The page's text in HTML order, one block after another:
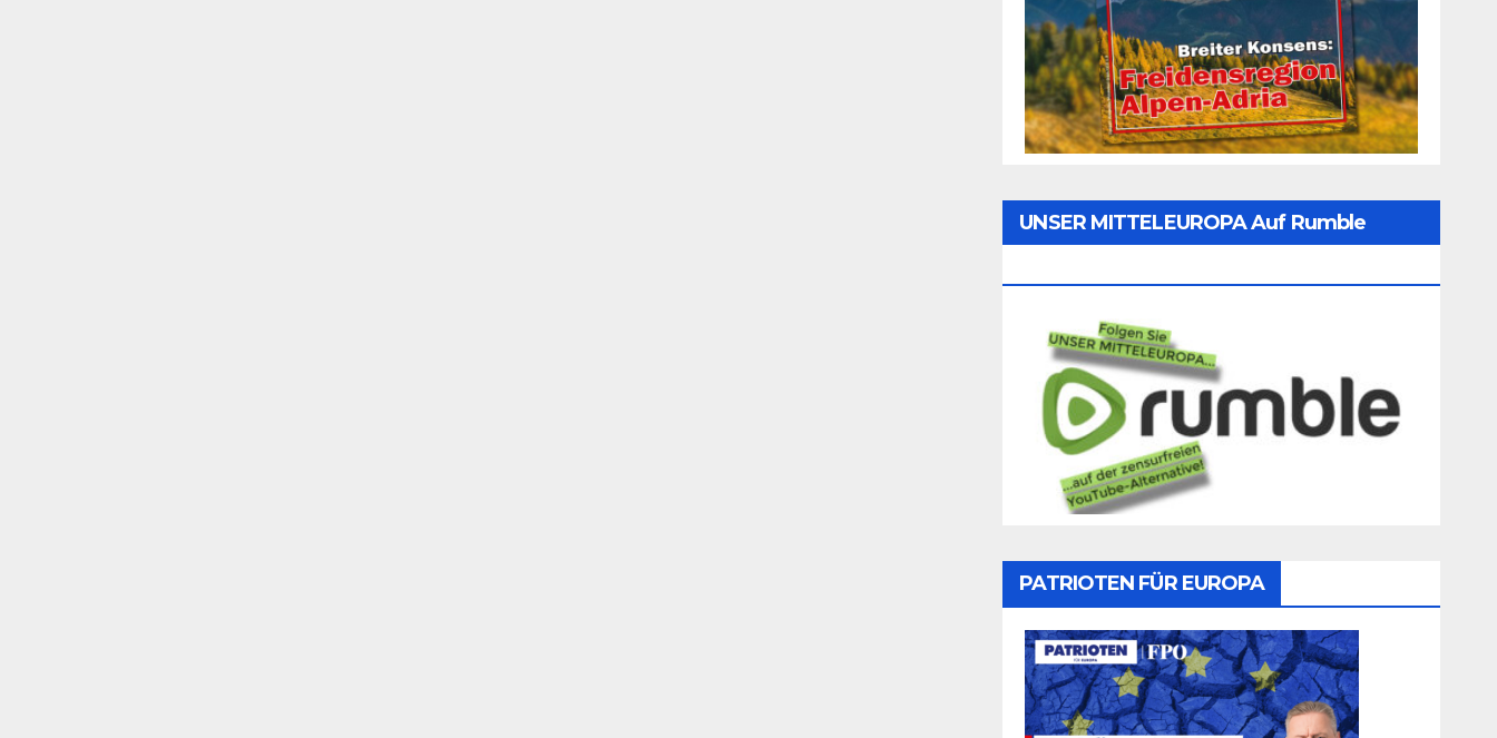
UNSER MITTELEUROPA Auf Rumble
PATRIOTEN FÜR EUROPA